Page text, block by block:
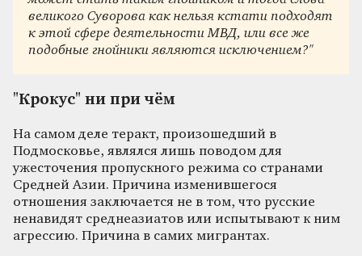
великого Суворова как нельзя кстати подходят
к этой сфере деятельности МВД, или все же
подобные гнойники являются исключением?"
"Крокус" ни при чём
На самом деле теракт, произошедший в
Подмосковье, являлся лишь поводом для
ужесточения пропускного режима со странами
Средней Азии. Причина изменившегося
отношения заключается не в том, что русские
ненавидят среднеазиатов или испытывают к ним
агрессию. Причина в самих мигрантах.